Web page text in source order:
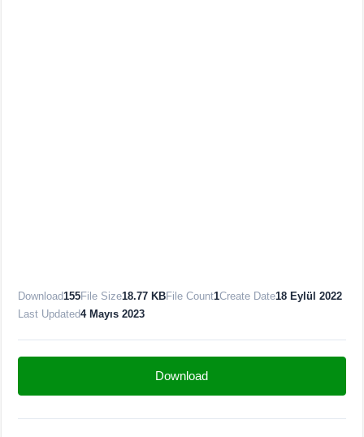
Download155File Size18.77 KBFile Count1Create Date18 Eylül 2022
Last Updated4 Mayıs 2023
Download